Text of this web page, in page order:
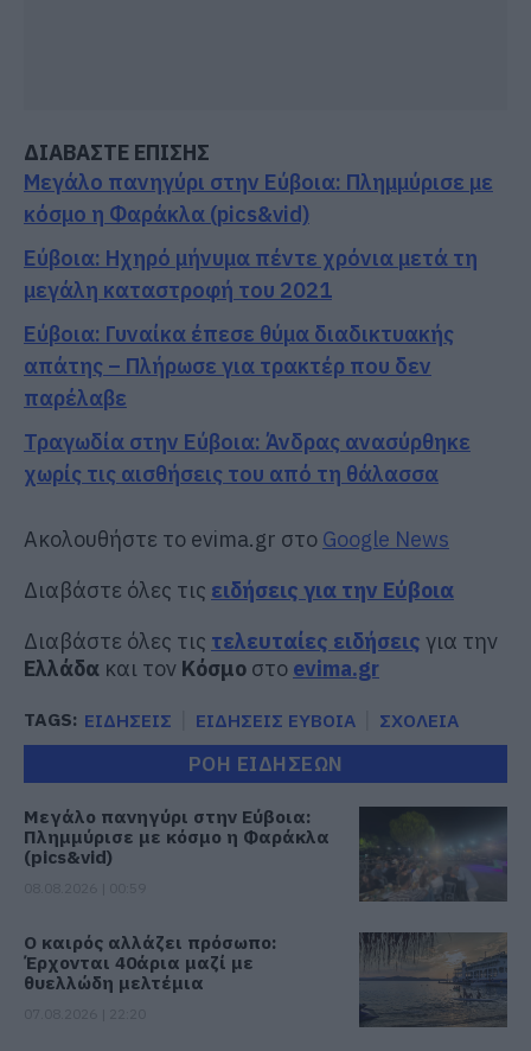
ΔΙΑΒΑΣΤΕ ΕΠΙΣΗΣ
Μεγάλο πανηγύρι στην Εύβοια: Πλημμύρισε με
κόσμο η Φαράκλα (pics&vid)
Εύβοια: Ηχηρό μήνυμα πέντε χρόνια μετά τη
μεγάλη καταστροφή του 2021
Εύβοια: Γυναίκα έπεσε θύμα διαδικτυακής
απάτης – Πλήρωσε για τρακτέρ που δεν
παρέλαβε
Τραγωδία στην Εύβοια: Άνδρας ανασύρθηκε
χωρίς τις αισθήσεις του από τη θάλασσα
Ακολουθήστε το evima.gr στο Google News
Διαβάστε όλες τις ειδήσεις για την Εύβοια
Διαβάστε όλες τις τελευταίες ειδήσεις για την
Ελλάδα και τον Κόσμο στο evima.gr
TAGS: ΕΙΔΗΣΕΙΣ ΕΙΔΗΣΕΙΣ ΕΥΒΟΙΑ ΣΧΟΛΕΙΑ
ΡΟΗ ΕΙΔΗΣΕΩΝ
Μεγάλο πανηγύρι στην Εύβοια:
Πλημμύρισε με κόσμο η Φαράκλα
(pics&vid)
Ο καιρός αλλάζει πρόσωπο:
Έρχονται 40άρια μαζί με
θυελλώδη μελτέμια